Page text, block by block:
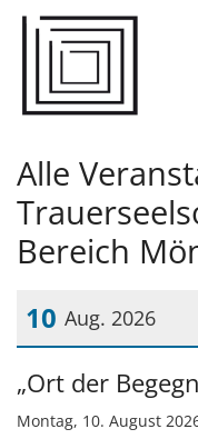
Zum Inhalt springen
Alle
Bereich
10 Aug. 2026
Datum: 10. August
„Ort der
Montag, 10. August